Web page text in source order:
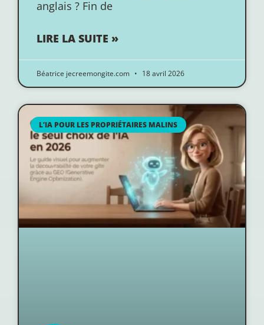
anglais ? Fin de
LIRE LA SUITE »
Béatrice jecreemongite.com 18 avril 2026
L’IA POUR LES PROPRIÉTAIRES MALINS